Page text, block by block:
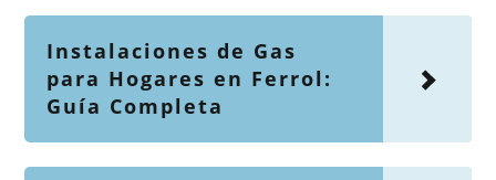
Instalaciones de Gas
para Hogares en Ferrol:
Guía Completa